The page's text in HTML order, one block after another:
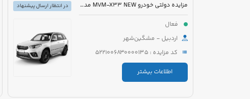
مزایده دولتی خودرو MVM-X33 NEW مدل 1394 رنگ سفید
فعال
اردبیل - مشگین‌شهر
کد مزایده : 5221006830000135
اطلاعات بیشتر
در انتظار ارسال پیشنهاد